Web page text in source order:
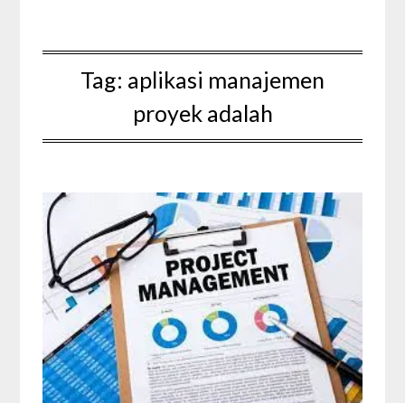
Tag: aplikasi manajemen
proyek adalah